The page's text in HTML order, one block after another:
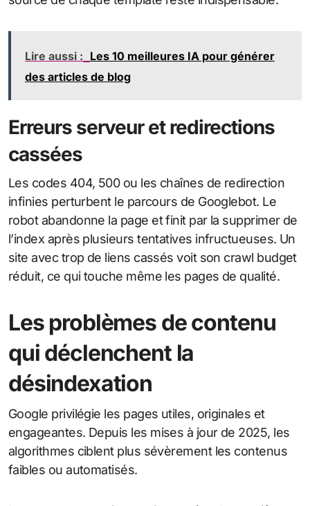
Lire aussi : Les 10 meilleures IA pour générer
des articles de blog
Erreurs serveur et redirections
cassées
Les codes 404, 500 ou les chaînes de redirection
infinies perturbent le parcours de Googlebot. Le
robot abandonne la page et finit par la supprimer de
l’index après plusieurs tentatives infructueuses. Un
site avec trop de liens cassés voit son crawl budget
réduit, ce qui touche même les pages de qualité.
Les problèmes de contenu
qui déclenchent la
désindexation
Google privilégie les pages utiles, originales et
engageantes. Depuis les mises à jour de 2025, les
algorithmes ciblent plus sévèrement les contenus
faibles ou automatisés.